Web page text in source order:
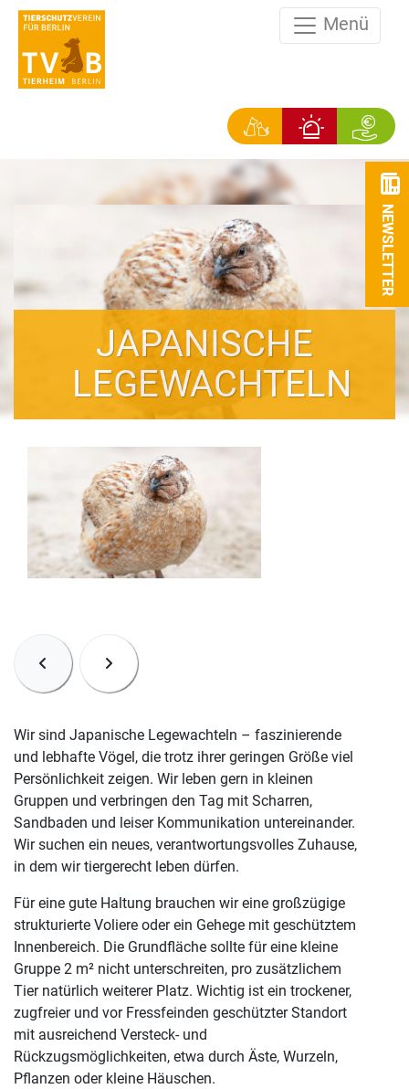
Menü
NEWSLETTER
JAPANISCHE
LEGEWACHTELN
Wir sind Japanische Legewachteln – faszinierende
und lebhafte Vögel, die trotz ihrer geringen Größe viel
Persönlichkeit zeigen. Wir leben gern in kleinen
Gruppen und verbringen den Tag mit Scharren,
Sandbaden und leiser Kommunikation untereinander.
Wir suchen ein neues, verantwortungsvolles Zuhause,
in dem wir tiergerecht leben dürfen.
Für eine gute Haltung brauchen wir eine großzügige
strukturierte Voliere oder ein Gehege mit geschütztem
Innenbereich. Die Grundfläche sollte für eine kleine
Gruppe 2 m² nicht unterschreiten, pro zusätzlichem
Tier natürlich weiterer Platz. Wichtig ist ein trockener,
zugfreier und vor Fressfeinden geschützter Standort
mit ausreichend Versteck- und
Rückzugsmöglichkeiten, etwa durch Äste, Wurzeln,
Pflanzen oder kleine Häuschen.